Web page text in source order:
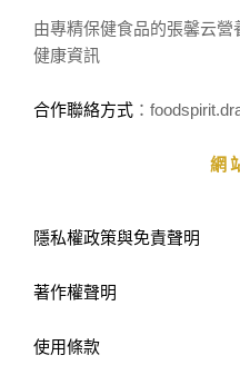
由專精保健食品的張馨云
健康資訊
合作聯絡方式 ：
網
隱私權政策與免責聲明
著作權聲明
使用條款